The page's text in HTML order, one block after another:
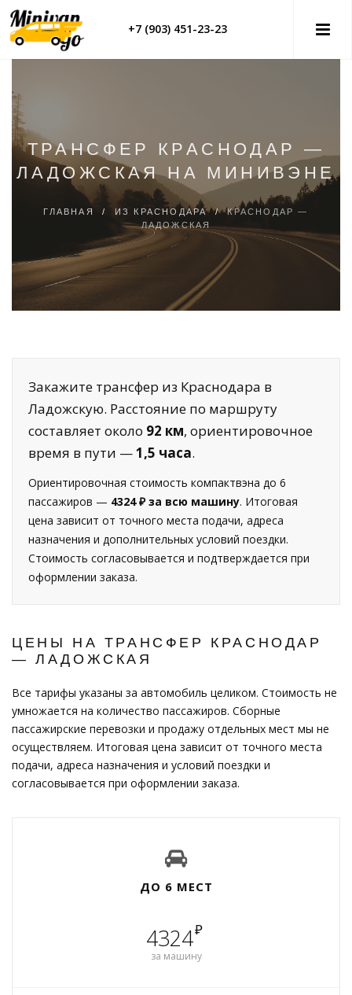
+7 (903) 451-23-23
ТРАНСФЕР КРАСНОДАР —
ЛАДОЖСКАЯ НА МИНИВЭНЕ
ГЛАВНАЯ / ИЗ КРАСНОДАРА/КРАСНОДАР —
ЛАДОЖСКАЯ
Закажите трансфер из Краснодара в
Ладожскую. Расстояние по маршруту
составляет около 92 км, ориентировочное
время в пути —1,5 часа.
Ориентировочная стоимость компактвэна до 6
пассажиров — 4324 ₽ за всю машину. Итоговая
цена зависит от точного места подачи, адреса
назначения и дополнительных условий поездки.
Стоимость согласовывается и подтверждается при
оформлении заказа.
ЦЕНЫ НА ТРАНСФЕР КРАСНОДАР
— ЛАДОЖСКАЯ
Все тарифы указаны за автомобиль целиком. Стоимость не
умножается на количество пассажиров. Сборные
пассажирские перевозки и продажу отдельных мест мы не
осуществляем. Итоговая цена зависит от точного места
подачи, адреса назначения и условий поездки и
согласовывается при оформлении заказа.
ДО 6 МЕСТ
4324₽
за машину